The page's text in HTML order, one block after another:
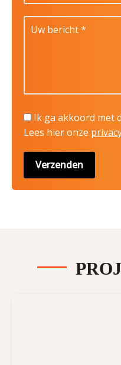
Ik ga akkoord met
Lees hier onze